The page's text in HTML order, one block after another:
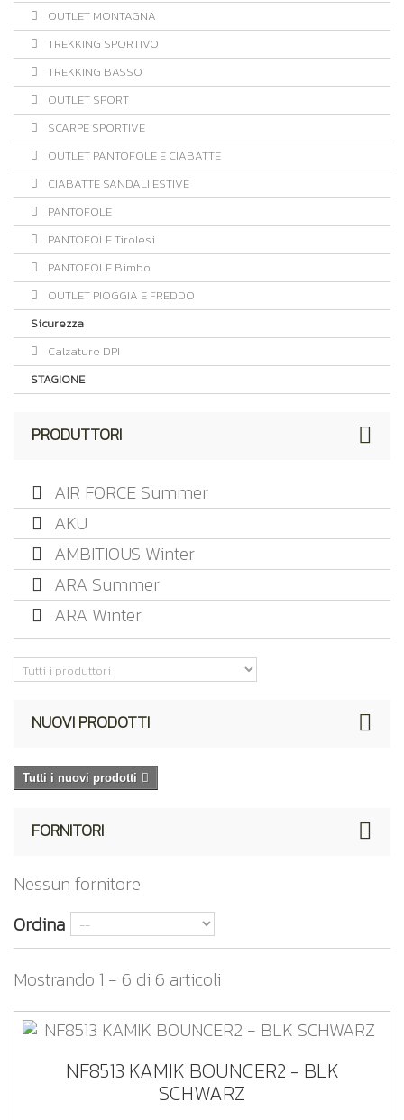
OUTLET MONTAGNA
TREKKING SPORTIVO
TREKKING BASSO
OUTLET SPORT
SCARPE SPORTIVE
OUTLET PANTOFOLE E CIABATTE
CIABATTE SANDALI ESTIVE
PANTOFOLE
PANTOFOLE Tirolesi
PANTOFOLE Bimbo
OUTLET PIOGGIA E FREDDO
Sicurezza
Calzature DPI
STAGIONE
PRODUTTORI
AIR FORCE Summer
AKU
AMBITIOUS Winter
ARA Summer
ARA Winter
NUOVI PRODOTTI
Tutti i nuovi prodotti
FORNITORI
Nessun fornitore
Ordina
Mostrando 1 - 6 di 6 articoli
NF8513 KAMIK BOUNCER2 - BLK
SCHWARZ